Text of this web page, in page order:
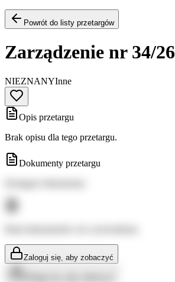
Powrót do listy przetargów
Zarządzenie nr 34/26
NIEZNANYInne
Opis przetargu
Brak opisu dla tego przetargu.
Dokumenty przetargu
Zaloguj się, aby zobaczyć